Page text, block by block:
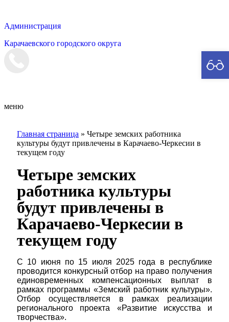
Администрация
Карачаевского городского округа
меню
Главная страница » Четыре земских работника
культуры будут привлечены в Карачаево-Черкесии в
текущем году
Четыре земских
работника культуры
будут привлечены в
Карачаево-Черкесии в
текущем году
С 10 июня по 15 июля 2025 года в республике
проводится конкурсный отбор на право получения
единовременных компенсационных выплат в
рамках программы «Земский работник культуры».
Отбор осуществляется в рамках реализации
регионального проекта «Развитие искусства и
творчества».